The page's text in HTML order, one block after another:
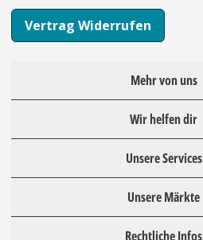
Vertrag Widerrufen
Mehr von uns
Wir helfen dir
Unsere Services
Unsere Märkte
Rechtliche Infos